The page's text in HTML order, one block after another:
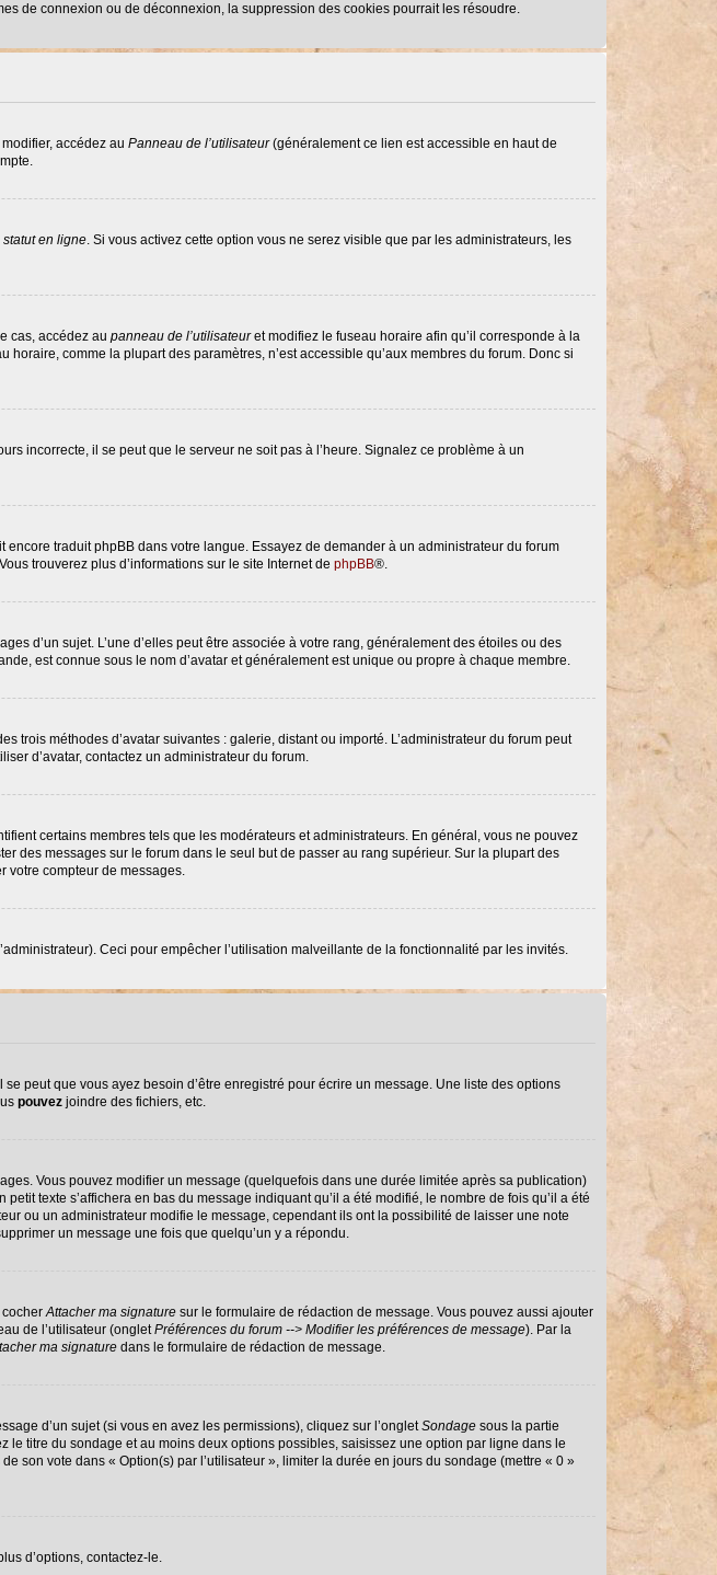
de connexion ou de déconnexion, la suppression des cookies pourrait les résoudre.
accédez au Panneau de l’utilisateur(généralement ce lien est accessible en haut de
en ligne. Si vous activez cette option vous ne serez visible que par les administrateurs, les
cas, accédez au panneau de l’utilisateuret modifiez le fuseau horaire afin qu’il corresponde à la
comme la plupart des paramètres, n’est accessible qu’aux membres du forum. Donc si
incorrecte, il se peut que le serveur ne soit pas à l’heure. Signalez ce problème à un
traduit phpBB dans votre langue. Essayez de demander à un administrateur du forum
trouverez plus d’informations sur le site Internet de phpBB®.
d’un sujet. L’une d’elles peut être associée à votre rang, généralement des étoiles ou des
est connue sous le nom d’avatar et généralement est unique ou propre à chaque membre.
trois méthodes d’avatar suivantes : galerie, distant ou importé. L’administrateur du forum peut
d’avatar, contactez un administrateur du forum.
certains membres tels que les modérateurs et administrateurs. En général, vous ne pouvez
des messages sur le forum dans le seul but de passer au rang supérieur. Sur la plupart des
votre compteur de messages.
Ceci pour empêcher l’utilisation malveillante de la fonctionnalité par les invités.
peut que vous ayez besoin d’être enregistré pour écrire un message. Une liste des options
pouvezjoindre des fichiers, etc.
Vous pouvez modifier un message (quelquefois dans une durée limitée après sa publication)
texte s’affichera en bas du message indiquant qu’il a été modifié, le nombre de fois qu’il a été
ou un administrateur modifie le message, cependant ils ont la possibilité de laisser une note
un message une fois que quelqu’un y a répondu.
cocherAttacher ma signaturesur le formulaire de rédaction de message. Vous pouvez aussi ajouter
de l’utilisateur (ongletPréférences du forum --> Modifier les préférences de message). Par la
ma signaturedans le formulaire de rédaction de message.
d’un sujet (si vous en avez les permissions), cliquez sur l’ongletSondagesous la partie
titre du sondage et au moins deux options possibles, saisissez une option par ligne dans le
son vote dans « Option(s) par l’utilisateur », limiter la durée en jours du sondage (mettre « 0 »
d’options, contactez-le.